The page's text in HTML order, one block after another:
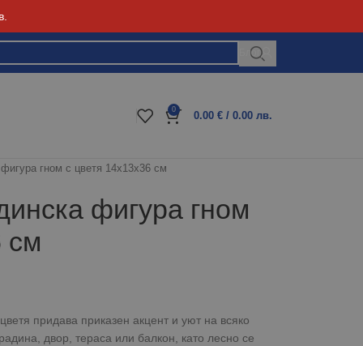
Блог
0
0.00 € / 0.00 лв.
гном с цветя 14x13x36 см
фигура гном
см
придава приказен акцент и уют на всяко
двор, тераса или балкон, като лесно се